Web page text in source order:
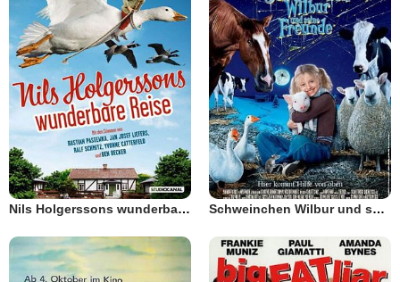
Nils Holgerssons wunderbare Reise Schweinchen Wilbur und seine Freunde